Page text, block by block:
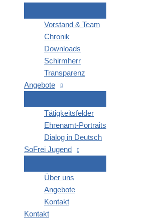
Vor­stand & Team
Chro­nik
Down­loads
Schirm­herr
Trans­pa­renz
Ange­bo­te
Tätig­keits­fel­der
Ehren­amt-Por­­traits
Dia­log in Deutsch
SoFrei Jugend
Über uns
Ange­bo­te
Kon­takt
Kon­takt